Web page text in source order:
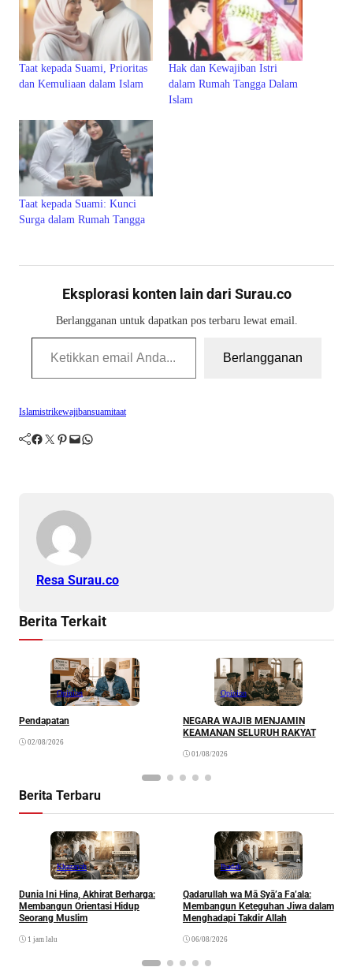
Taat kepada Suami, Prioritas
dan Kemuliaan dalam Islam
Hak dan Kewajiban Istri
dalam Rumah Tangga Dalam
Islam
Taat kepada Suami: Kunci
Surga dalam Rumah Tangga
Eksplorasi konten lain dari Surau.co
Berlangganan untuk dapatkan pos terbaru lewat email.
Ketikkan email Anda...
Berlangganan
Islamistrikewajibansuamitaat
Facebook Twitter Pinterest Mail WhatsApp
Resa Surau.co
Berita Terkait
Opinion
Pendapatan
02/08/2026
Opinion
NEGARA WAJIB MENJAMIN
KEAMANAN SELURUH RAKYAT
01/08/2026
Berita Terbaru
Khazanah
Dunia Ini Hina, Akhirat Berharga:
Membangun Orientasi Hidup
Seorang Muslim
1 jam lalu
Ibadah
Qadarullah wa Mā Syā’a Fa’ala:
Membangun Keteguhan Jiwa dalam
Menghadapi Takdir Allah
06/08/2026